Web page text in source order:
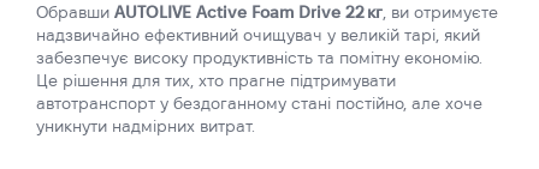
Обравши AUTOLIVE Active Foam Drive 22 кг , ви отримуєте
надзвичайно ефективний очищувач у великій тарі, який
забезпечує високу продуктивність та помітну економію.
Це рішення для тих, хто прагне підтримувати
автотранспорт у бездоганному стані постійно, але хоче
уникнути надмірних витрат.